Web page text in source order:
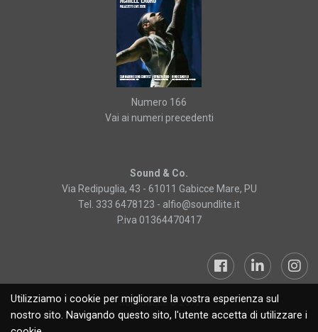
Utilizziamo i cookie per migliorare la vostra esperienza sul
nostro sito. Navigando questo sito, l'utente accetta di utilizzare i
Numero 166
Vai ai numeri precedenti
Sound & Co.
Via Redipuglia, 43 - 61011 Gabicce Mare, PU
Tel. 333 6478123 - alfio@soundlite.it
P.iva 01364470417
Sound&Lite © 2019